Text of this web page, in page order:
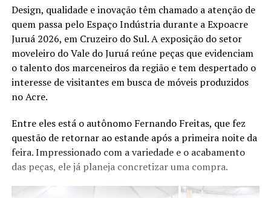
Design, qualidade e inovação têm chamado a atenção de
quem passa pelo Espaço Indústria durante a Expoacre
Juruá 2026, em Cruzeiro do Sul. A exposição do setor
moveleiro do Vale do Juruá reúne peças que evidenciam
o talento dos marceneiros da região e tem despertado o
interesse de visitantes em busca de móveis produzidos
no Acre.
Entre eles está o autônomo Fernando Freitas, que fez
questão de retornar ao estande após a primeira noite da
feira. Impressionado com a variedade e o acabamento
das peças, ele já planeja concretizar uma compra.